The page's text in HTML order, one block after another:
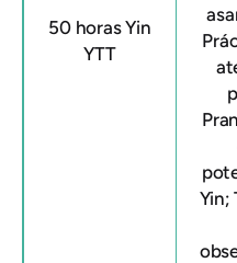
50 horas Yin
YTT
Yin;